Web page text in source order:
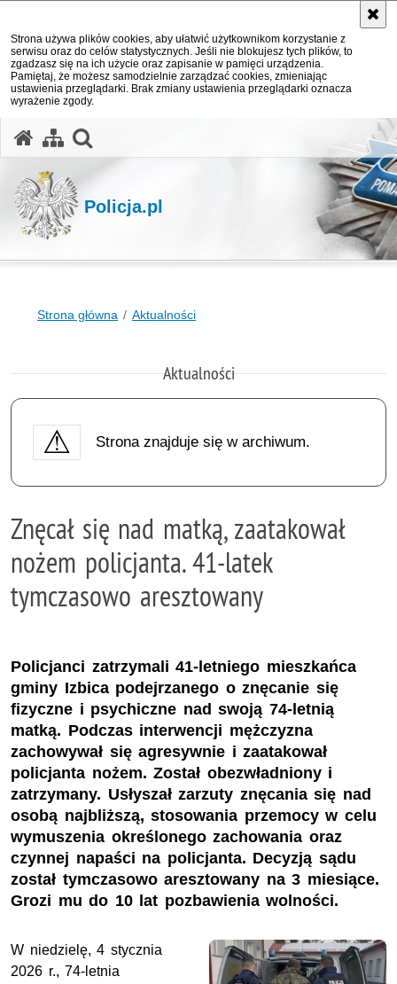
Strona używa plików cookies, aby ułatwić użytkownikom korzystanie z
serwisu oraz do celów statystycznych. Jeśli nie blokujesz tych plików, to
zgadzasz się na ich użycie oraz zapisanie w pamięci urządzenia.
Pamiętaj, że możesz samodzielnie zarządzać cookies, zmieniając
ustawienia przeglądarki. Brak zmiany ustawienia przeglądarki oznacza
wyrażenie zgody.
Policja.pl
Strona główna Aktualności
Aktualności
Strona znajduje się w archiwum.
Znęcał się nad matką, zaatakował
nożem policjanta. 41-latek
tymczasowo aresztowany
Policjanci zatrzymali 41-letniego mieszkańca
gminy Izbica podejrzanego o znęcanie się
fizyczne i psychiczne nad swoją 74-letnią
matką. Podczas interwencji mężczyzna
zachowywał się agresywnie i zaatakował
policjanta nożem. Został obezwładniony i
zatrzymany. Usłyszał zarzuty znęcania się nad
osobą najbliższą, stosowania przemocy w celu
wymuszenia określonego zachowania oraz
czynnej napaści na policjanta. Decyzją sądu
został tymczasowo aresztowany na 3 miesiące.
Grozi mu do 10 lat pozbawienia wolności.
W niedzielę, 4 stycznia
2026 r., 74-letnia